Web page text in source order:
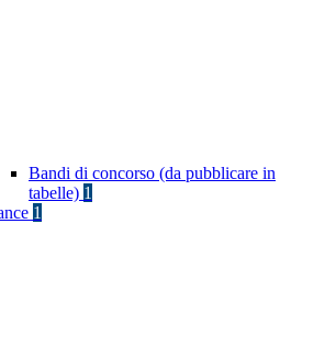
Bandi di concorso (da pubblicare in
tabelle) 1
1